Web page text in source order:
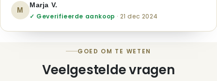
M
Marja V.
✓ Geverifieerde aankoop · 21 dec 2024
GOED OM TE WETEN
Veelgestelde vragen